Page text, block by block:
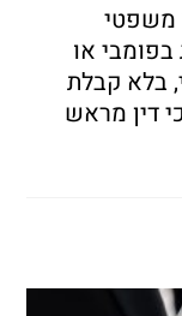
משפטי
או
בלא קבלת
דין מראש